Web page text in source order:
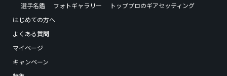
選手名鑑
フォトギャラリー
トッププロのギアセッティング
はじめての方へ
よくある質問
マイページ
キャンペーン